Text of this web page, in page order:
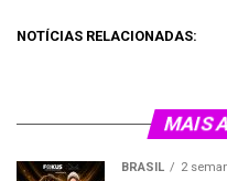
NOTÍCIAS RELACIONADAS:
MAIS
BRASIL 2